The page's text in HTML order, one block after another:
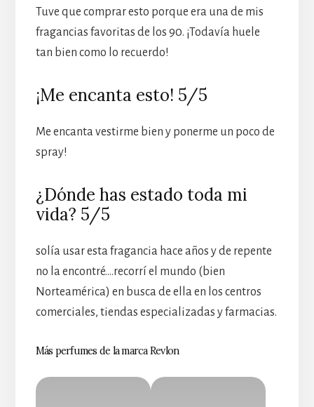
Tuve que comprar esto porque era una de mis
fragancias favoritas de los 90. ¡Todavía huele
tan bien como lo recuerdo!
¡Me encanta esto! 5/5
Me encanta vestirme bien y ponerme un poco de
spray!
¿Dónde has estado toda mi
vida? 5/5
solía usar esta fragancia hace años y de repente
no la encontré….recorrí el mundo (bien
Norteamérica) en busca de ella en los centros
comerciales, tiendas especializadas y farmacias.
Más perfumes de la marca Revlon